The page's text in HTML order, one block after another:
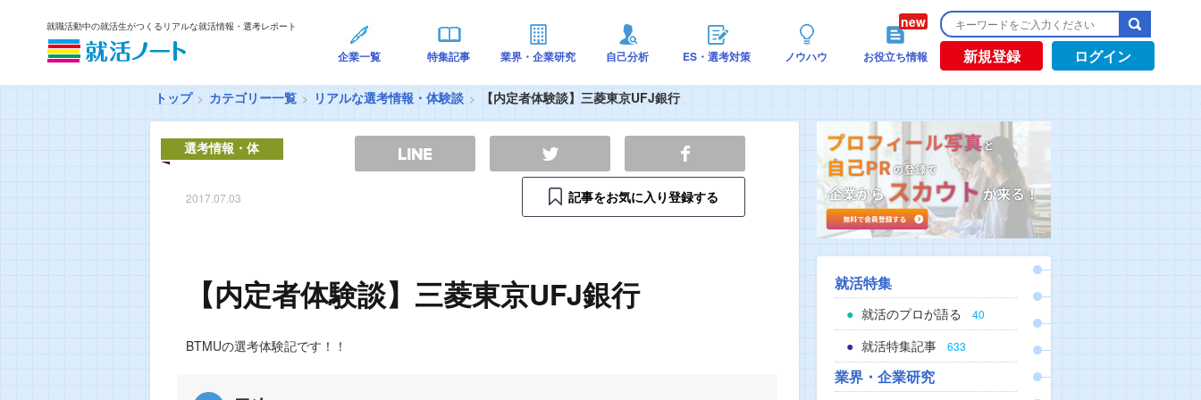
就職活動中の就活生がつくるリアルな就活情報・選考レポート
企業一覧 特集記事 業界・企業研究 自己分析 ES・選考対策 ノウハウ お役立ち情報 新規登録 ログイン
トップ カテゴリー一覧 リアルな選考情報・体験談 【内定者体験談】三菱東京UFJ銀行
選考情報・体
2017.07.03 記事をお気に入り登録する
【内定者体験談】三菱東京UFJ銀行
BTMUの選考体験記です！！
就活特集
就活のプロが語る 40
就活特集記事 633
業界・企業研究